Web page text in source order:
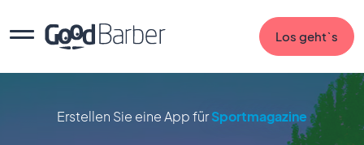
Los geht`s
Erstellen Sie eine App fürSportmagazine